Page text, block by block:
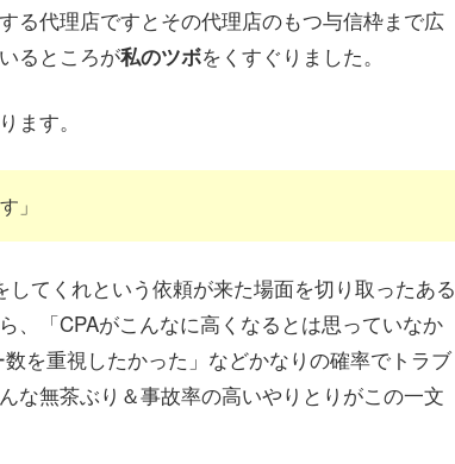
る代理店ですとその代理店のもつ与信枠まで広
るところが私のツボをくすぐりました。
ます。
」
てくれという依頼が来た場面を切り取ったある
、「CPAがこんなに高くなるとは思っていなか
を重視したかった」などかなりの確率でトラブ
な無茶ぶり＆事故率の高いやりとりがこの一文